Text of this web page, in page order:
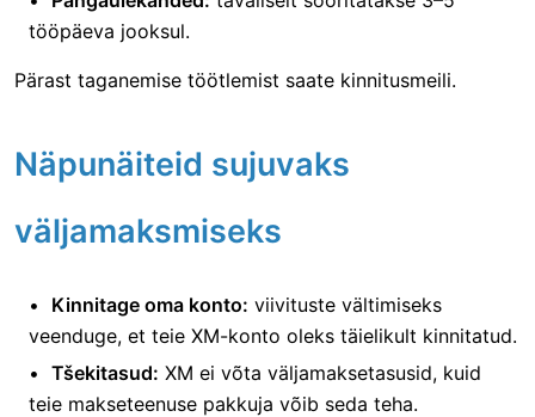
tööpäeva jooksul.
Pärast taganemise töötlemist saate kinnitusmeili.
Näpunäiteid sujuvaks
väljamaksmiseks
Kinnitage oma konto: viivituste vältimiseks
veenduge, et teie XM-konto oleks täielikult kinnitatud.
Tšekitasud: XM ei võta väljamaksetasusid, kuid
teie makseteenuse pakkuja võib seda teha.